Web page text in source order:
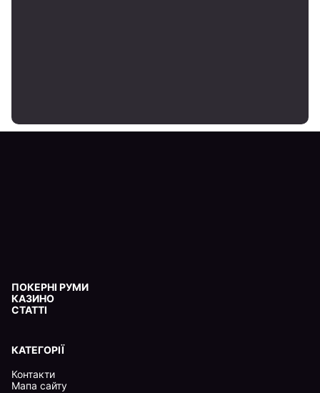
ПОКЕРНІ РУМИ
КАЗИНО
СТАТТІ
КАТЕГОРІЇ
Контакти
Мапа сайту